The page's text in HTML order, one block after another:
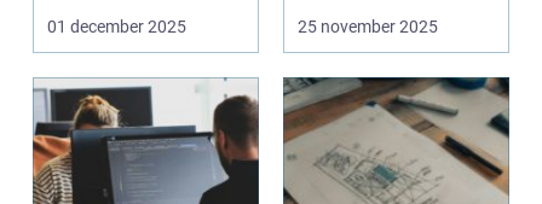
Administrativa ...
01 december 2025
program ...
25 november 2025